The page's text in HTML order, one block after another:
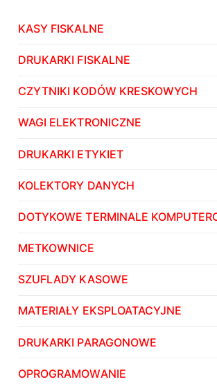
KASY FISKALNE
DRUKARKI FISKALNE
CZYTNIKI KODÓW KRESKOWYCH
WAGI ELEKTRONICZNE
DRUKARKI ETYKIET
KOLEKTORY DANYCH
DOTYKOWE TERMINALE
METKOWNICE
SZUFLADY KASOWE
MATERIAŁY EKSPLOATACYJNE
DRUKARKI PARAGONOWE
OPROGRAMOWANIE